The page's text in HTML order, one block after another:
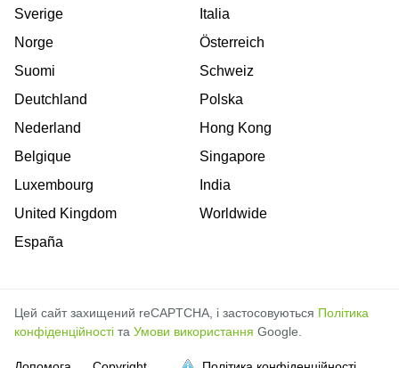
Sverige
Norge
Suomi
Deutchland
Nederland
Belgique
Luxembourg
United Kingdom
España
Italia
Österreich
Schweiz
Polska
Hong Kong
Singapore
India
Worldwide
Цей сайт захищений reCAPTCHA, і застосовуються Політика
конфіденційності та Умови використання Google.